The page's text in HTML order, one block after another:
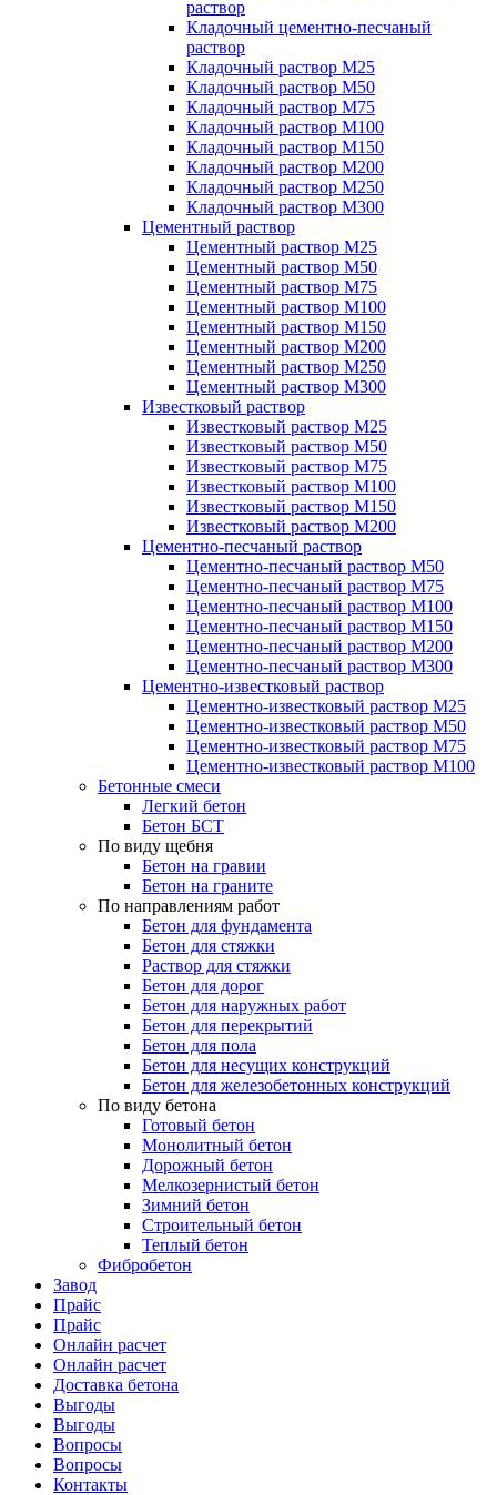
раствор
Кладочный цементно-песчаный
раствор
Кладочный раствор М25
Кладочный раствор М50
Кладочный раствор М75
Кладочный раствор М100
Кладочный раствор М150
Кладочный раствор М200
Кладочный раствор М250
Кладочный раствор М300
Цементный раствор
Цементный раствор М25
Цементный раствор М50
Цементный раствор М75
Цементный раствор М100
Цементный раствор М150
Цементный раствор М200
Цементный раствор М250
Цементный раствор М300
Известковый раствор
Известковый раствор М25
Известковый раствор М50
Известковый раствор М75
Известковый раствор М100
Известковый раствор М150
Известковый раствор М200
Цементно-песчаный раствор
Цементно-песчаный раствор М50
Цементно-песчаный раствор М75
Цементно-песчаный раствор М100
Цементно-песчаный раствор М150
Цементно-песчаный раствор М200
Цементно-песчаный раствор М300
Цементно-известковый раствор
Цементно-известковый раствор М25
Цементно-известковый раствор М50
Цементно-известковый раствор М75
Цементно-известковый раствор М100
Бетонные смеси
Легкий бетон
Бетон БСТ
По виду щебня
Бетон на гравии
Бетон на граните
По направлениям работ
Бетон для фундамента
Бетон для стяжки
Раствор для стяжки
Бетон для дорог
Бетон для наружных работ
Бетон для перекрытий
Бетон для пола
Бетон для несущих конструкций
Бетон для железобетонных конструкций
По виду бетона
Готовый бетон
Монолитный бетон
Дорожный бетон
Мелкозернистый бетон
Зимний бетон
Строительный бетон
Теплый бетон
Фибробетон
Завод
Прайс
Прайс
Онлайн расчет
Онлайн расчет
Доставка бетона
Выгоды
Выгоды
Вопросы
Вопросы
Контакты